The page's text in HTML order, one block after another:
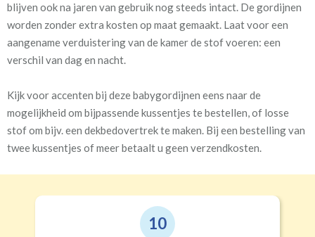
blijven ook na jaren van gebruik nog steeds intact. De gordijnen
worden zonder extra kosten op maat gemaakt. Laat voor een
aangename verduistering van de kamer de stof voeren: een
verschil van dag en nacht.
Kijk voor accenten bij deze babygordijnen eens naar de
mogelijkheid om bijpassende kussentjes te bestellen, of losse
stof om bijv. een dekbedovertrek te maken. Bij een bestelling van
twee kussentjes of meer betaalt u geen verzendkosten.
9